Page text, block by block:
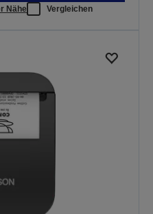
Nähe Vergleichen